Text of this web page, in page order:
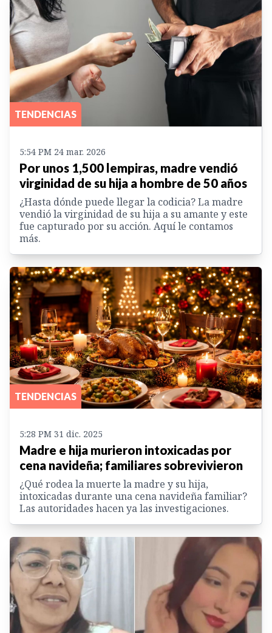
TENDENCIAS
5:54 PM 24 mar. 2026
Por unos 1,500 lempiras, madre vendió
virginidad de su hija a hombre de 50 años
¿Hasta dónde puede llegar la codicia? La madre
vendió la virginidad de su hija a su amante y este
fue capturado por su acción. Aquí le contamos
más.
TENDENCIAS
5:28 PM 31 dic. 2025
Madre e hija murieron intoxicadas por
cena navideña; familiares sobrevivieron
¿Qué rodea la muerte la madre y su hija,
intoxicadas durante una cena navideña familiar?
Las autoridades hacen ya las investigaciones.